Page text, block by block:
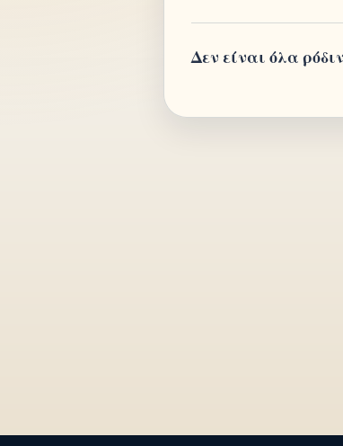
Δεν είναι όλα